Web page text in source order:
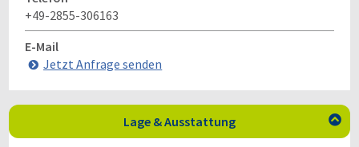
+49-2855-306163
E-Mail
Jetzt Anfrage senden
Lage & Ausstattung 